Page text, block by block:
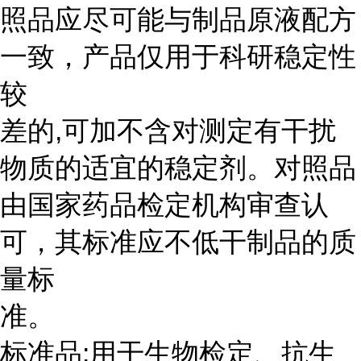
照品应尽可能与制品原液配方
一致，产品仅用于科研稳定性
较
差的,可加不含对测定有干扰
物质的适宜的稳定剂。对照品
由国家药品检定机构审查认
可，其标准应不低干制品的质
量标
准。
标准品:用干生物检定、抗生